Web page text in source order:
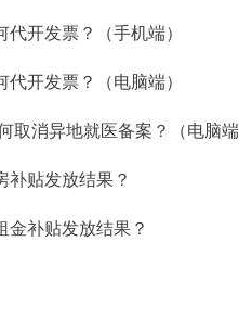
开发票？（手机端）
开发票？（电脑端）
取消异地就医备案？（电脑
补贴发放结果？
金补贴发放结果？